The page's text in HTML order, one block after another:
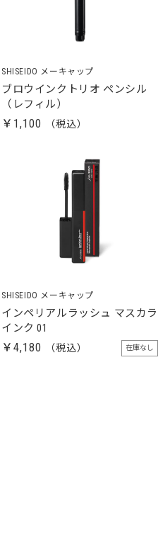
SHISEIDO メーキャップ
ブロウインクトリオ ペンシル
（レフィル）
￥1,100
SHISEIDO メーキャップ
インペリアルラッシュ マスカラ
インク 01
￥4,180 在庫なし